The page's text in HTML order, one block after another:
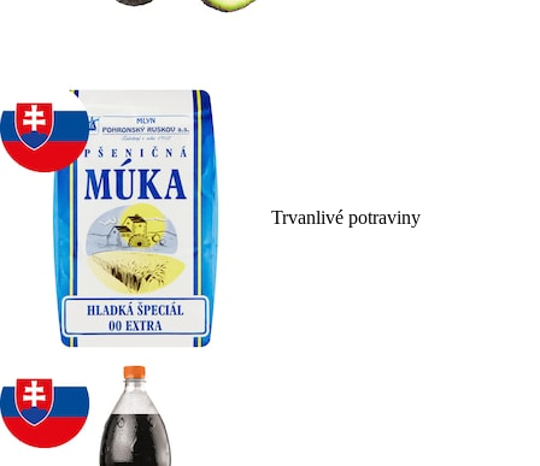
Trvanlivé potraviny